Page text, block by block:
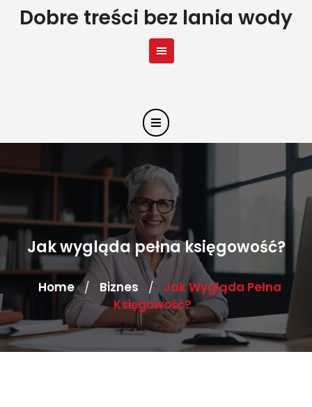
SkipDobre treści bez lania wody
Jak wygląda pełna księgowość?
Home / Biznes /
Jak Wygląda Pełna
Księgowość?